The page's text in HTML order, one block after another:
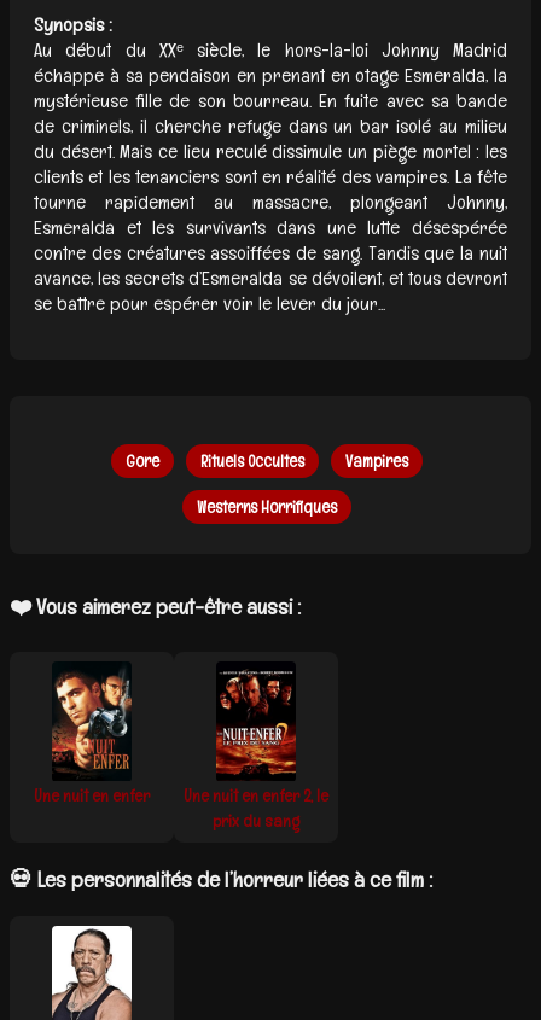
Synopsis :
Au début du XXᵉ siècle, le hors-la-loi Johnny Madrid
échappe à sa pendaison en prenant en otage Esmeralda, la
mystérieuse fille de son bourreau. En fuite avec sa bande
de criminels, il cherche refuge dans un bar isolé au milieu
du désert. Mais ce lieu reculé dissimule un piège mortel : les
clients et les tenanciers sont en réalité des vampires. La fête
tourne rapidement au massacre, plongeant Johnny,
Esmeralda et les survivants dans une lutte désespérée
contre des créatures assoiffées de sang. Tandis que la nuit
avance, les secrets d’Esmeralda se dévoilent, et tous devront
se battre pour espérer voir le lever du jour...
Gore Rituels Occultes Vampires
Westerns Horrifiques
❤️ Vous aimerez peut-être aussi :
Une nuit en enfer
Une nuit en enfer 2, le
prix du sang
💀 Les personnalités de l’horreur liées à ce film :